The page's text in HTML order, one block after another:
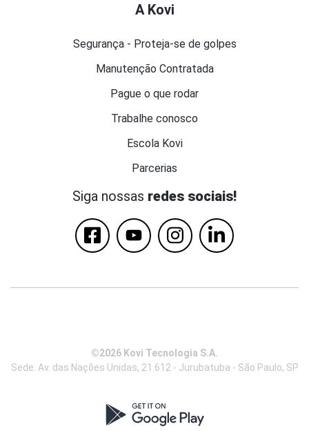
A Kovi
Segurança - Proteja-se de golpes
Manutenção Contratada
Pague o que rodar
Trabalhe conosco
Escola Kovi
Parcerias
Siga nossas redes sociais!
©2026 Kovi Tecnologia S.A.
Sede: Av. das Nações Unidas, 21.612 - Jurubatuba - São Paulo, SP